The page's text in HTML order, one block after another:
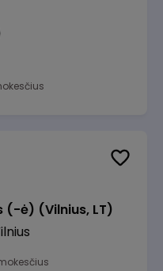
(-ė) (Vilnius, LT)